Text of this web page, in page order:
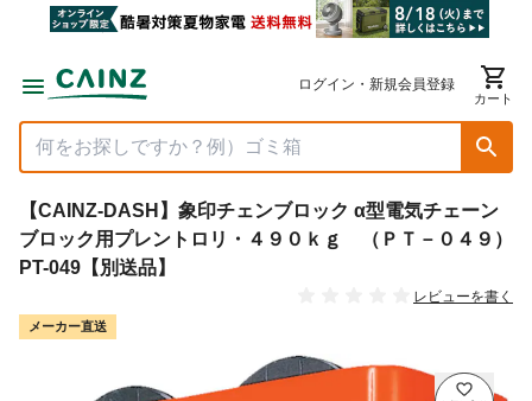
ログイン・新規会員登録
カート
【CAINZ-DASH】象印チェンブロック α型電気チェーン
ブロック用プレントロリ・４９０ｋｇ （ＰＴ－０４９）
PT-049【別送品】
レビューを書く
メーカー直送